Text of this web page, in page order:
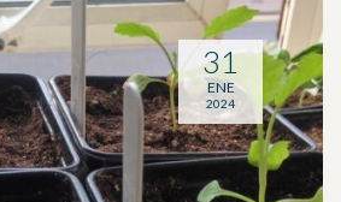
31
ENE
2024